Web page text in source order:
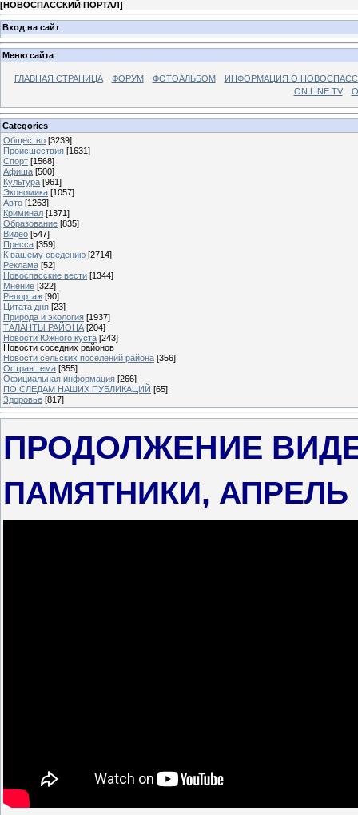
[НОВОСПАССКИЙ ПОРТАЛ]
Вход на сайт
Меню сайта
ГЛАВНАЯ СТРАНИЦА ФОРУМ ФОТОАЛЬБОМ
ИНФОРМАЦИЯ О
ON LINE TV
Categories
Общество [3239]
Происшествия [1631]
Спорт [1568]
Афиша [500]
Культура [961]
Экономика [1057]
Авто [1263]
Криминал [1371]
Образование [835]
Видео [547]
Пресса [359]
К вашему сведению [2714]
Реклама [52]
Новоспасские вести [1344]
Мнение [322]
Репортаж [90]
Цитата дня [23]
Природа и экология [1937]
ТАЛАНТЫ РАЙОНА [204]
Новости Южного куста [243]
Новости соседних районов
Новости сельских поселений района [356]
Острая тема [355]
Официальная информация [266]
ПО СЛЕДАМ НАШИХ ПУБЛИКАЦИЙ [65]
Здоровье [817]
ПРОДОЛЖЕНИЕ
ПАМЯТНИКИ, АПРЕЛЬ